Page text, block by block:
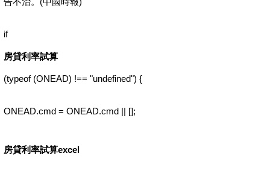
if
房貸利率試算
(typeof (ONEAD) !== "undefined") {
ONEAD.cmd = ONEAD.cmd || [];
房貸利率試算excel